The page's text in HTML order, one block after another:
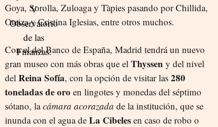
Goya, Sorolla, Zuloaga y Tàpies pasando por Chillida,
Oteiza y Cristina Iglesias, entre otros muchos.
Con el del Banco de España, Madrid tendrá un nuevo
gran museo con más obras que el Thyssen y del nivel
del Reina Sofía, con la opción de visitar las 280
toneladas de oro en lingotes y monedas del séptimo
sótano, lacámara acorazada de la institución, que se
inunda con el agua de La Cibeles en caso de robo o